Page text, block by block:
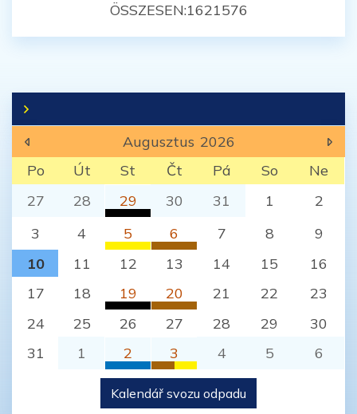
ÖSSZESEN:1621576
Augusztus 2026
Po
Út St Čt Pá So
Ne
27
28
29
Komunálny odpad
Jelenec (Nitra)
30 31 1
2
3
4
5
Plasty
6
BIO odpad
7 8
9
10
11 12 13 14 15
16
17
18
19
Komunálny odpad
20
BIO odpad
21 22
23
24
25 26 27 28 29
30
31
1
2
Papier
Jelenec (Nitra)
3
BIO odpad
Jelenec (Nitra)
4 5 6
Kalendář svozu odpadu